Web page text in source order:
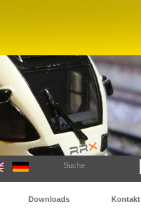
Suche
Downloads Kontakt